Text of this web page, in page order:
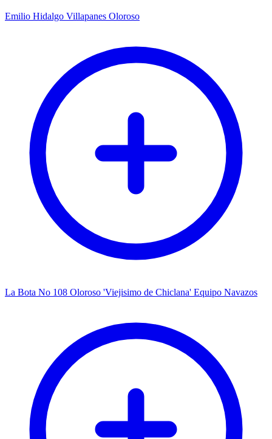
Emilio Hidalgo Villapanes Oloroso
La Bota No 108 Oloroso 'Viejisimo de Chiclana' Equipo Navazos